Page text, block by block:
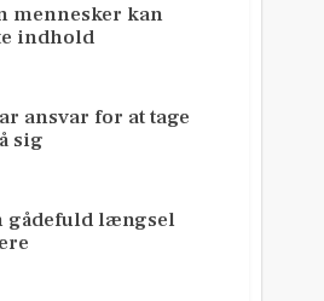
mennesker kan
indhold
ansvar for at tage
sig
gådefuld længsel